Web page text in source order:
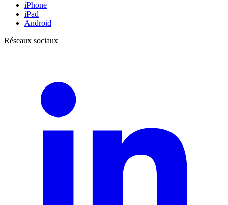
iPhone
iPad
Android
Réseaux sociaux